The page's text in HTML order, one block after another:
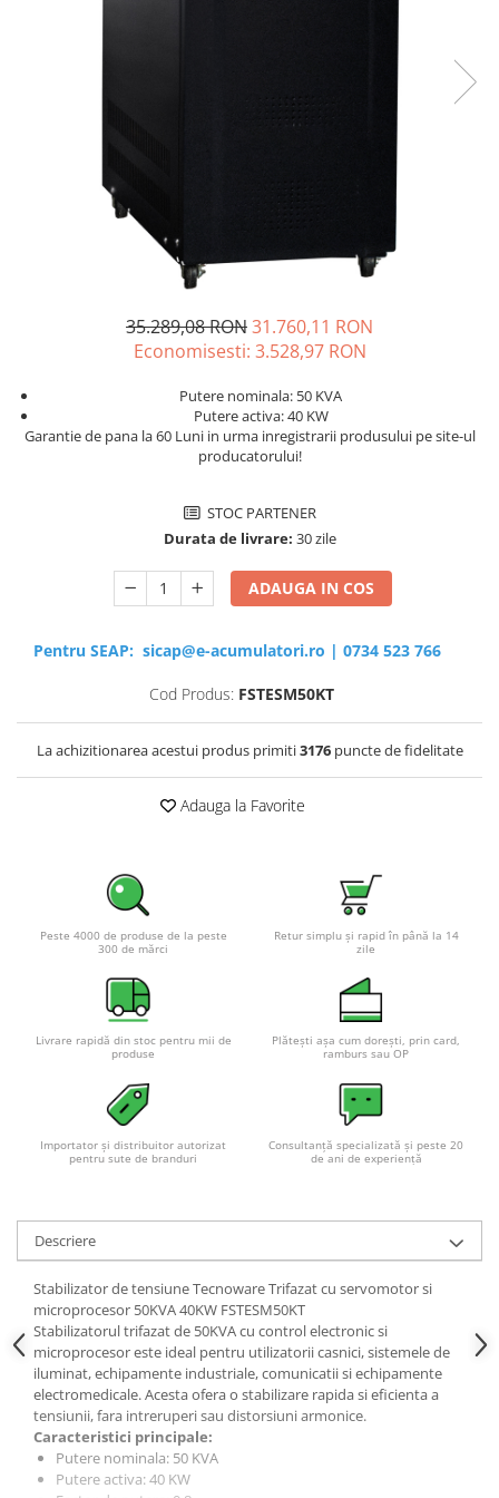
35.289,08 RON31.760,11 RON
Economisesti: 3.528,97 RON
Putere nominala: 50 KVA
Putere activa: 40 KW
Garantie de pana la 60 Luni in urma inregistrarii produsului pe site-ul
producatorului!
STOC PARTENER
Durata de livrare: 30 zile
ADAUGA IN COS
Pentru SEAP: sicap@e-acumulatori.ro | 0734 523 766
Cod Produs: FSTESM50KT
La achizitionarea acestui produs primiti3176puncte de fidelitate
Adauga la Favorite
Peste 4000 de produse de la peste
300 de mărci
Retur simplu și rapid în până la 14
zile
Livrare rapidă din stoc pentru mii de
produse
Plătești așa cum dorești, prin card,
ramburs sau OP
Importator și distribuitor autorizat
pentru sute de branduri
Consultanță specializată și peste 20
de ani de experiență
Descriere
Stabilizator de tensiune Tecnoware Trifazat cu servomotor si
microprocesor 50KVA 40KW FSTESM50KT
Stabilizatorul trifazat de 50KVA cu control electronic si
microprocesor este ideal pentru utilizatorii casnici, sistemele de
iluminat, echipamente industriale, comunicatii si echipamente
electromedicale. Acesta ofera o stabilizare rapida si eficienta a
tensiunii, fara intreruperi sau distorsiuni armonice.
Caracteristici principale:
Putere nominala: 50 KVA
Putere activa: 40 KW